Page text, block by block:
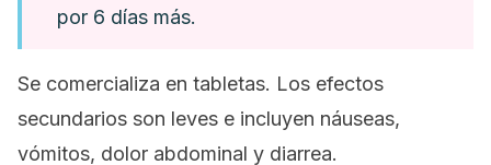
por 6 días más.
Se comercializa en tabletas. Los efectos
secundarios son leves e incluyen náuseas,
vómitos, dolor abdominal y diarrea.